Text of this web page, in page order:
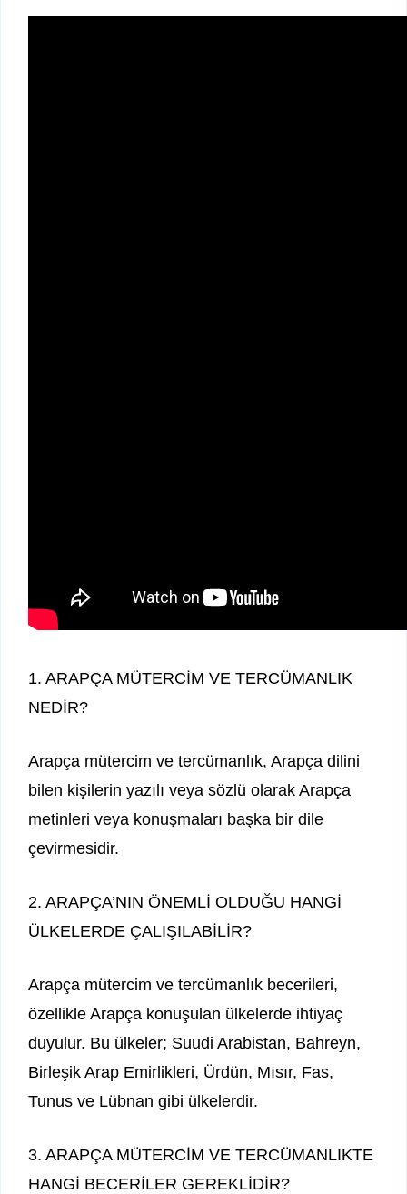
1. ARAPÇA MÜTERCİM VE TERCÜMANLIK
NEDİR?
Arapça mütercim ve tercümanlık, Arapça dilini
bilen kişilerin yazılı veya sözlü olarak Arapça
metinleri veya konuşmaları başka bir dile
çevirmesidir.
2. ARAPÇA’NIN ÖNEMLİ OLDUĞU HANGİ
ÜLKELERDE ÇALIŞILABİLİR?
Arapça mütercim ve tercümanlık becerileri,
özellikle Arapça konuşulan ülkelerde ihtiyaç
duyulur. Bu ülkeler; Suudi Arabistan, Bahreyn,
Birleşik Arap Emirlikleri, Ürdün, Mısır, Fas,
Tunus ve Lübnan gibi ülkelerdir.
3. ARAPÇA MÜTERCİM VE TERCÜMANLIKTE
HANGİ BECERİLER GEREKLİDİR?